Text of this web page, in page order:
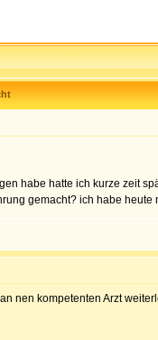
habe hatte ich kurze zeit
gemacht? ich habe
nen kompetenten Arzt